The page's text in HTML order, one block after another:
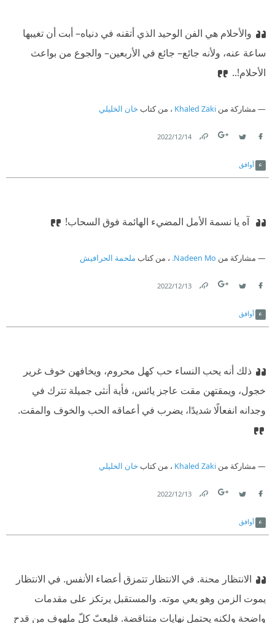
والأحلام هي الفن الوحيد الذي أتقنه في دنياه– أبت أن تغيبها
ساعة عنه، ولأنه جائع– جائع في الأربعين– والجوع من بواعث
الأحلام!..
مشاركة من Khaled Zaki ، من كتاب خان الخليلي
14‏/12‏/2022
أوافق
‫ آه يا نسمة الأمل المضيء الهائمة فوق السحاب!
مشاركة من Nadeen Mo. ، من كتاب ملحمة الحرافيش
13‏/12‏/2022
أوافق
ذلك أنه يحب النساء حب كهل محروم، ويخافهن خوف غرير
خجول، ويمقتهن مقت عاجز يائس، فأية أنثى جميلة تترك في
وجدانه انفعالًا شديدًا، يضرب في أعماقه الحب والخوف والمقت.
مشاركة من Khaled Zaki ، من كتاب خان الخليلي
13‏/12‏/2022
أوافق
الانتظار محنة. في الانتظار تتمزق أعضاء الأنفس. في الانتظار
يموت الزمن وهو يعي موته. والمستقبل يرتكز على مقدمات
واضحة ولكنه يحتمل نهايات متناقضة. فليعبّ كلّ ملهوف من قدح